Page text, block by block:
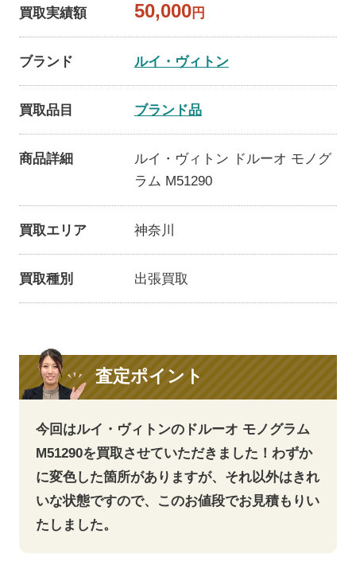
買取実績額 50,000円
ブランド ルイ・ヴィトン
買取品目 ブランド品
商品詳細
ルイ・ヴィトン ドルーオ モノグ
ラム M51290
買取エリア 神奈川
買取種別 出張買取
査定ポイント
今回はルイ・ヴィトンのドルーオ モノグラム
M51290を買取させていただきました！わずか
に変色した箇所がありますが、それ以外はきれ
いな状態ですので、このお値段でお見積もりい
たしました。